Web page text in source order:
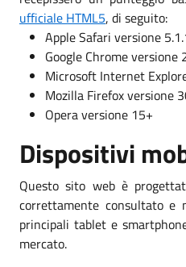
ufficiale HTML5, di seguito:
Apple Safari versione
Google Chrome versione
Microsoft Internet
Mozilla Firefox versione
Opera versione 15+
Dispositivi
Questo sito web è
correttamente consultato e
principali tablet e
mercato.